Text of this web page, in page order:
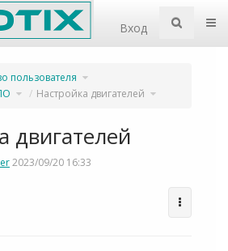
Вход
пользователя Переключите
дерево
иерархии
Руководство
пользователя.
Переключите
дерево
иерархии
Настройка двигателей Переключите
дерево
иерархии
двигателей
2023/09/20 16:33